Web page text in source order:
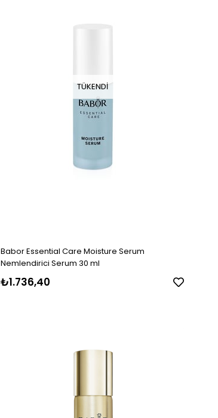
TÜKENDI
Babor Essential Care Moisture Serum
Nemlendirici Serum 30 ml
₺1.736,40